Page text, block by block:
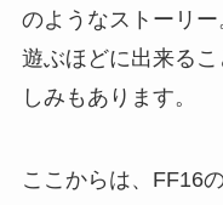
のようなストーリ
遊ぶほどに出来る
しみもあります。
ここからは、FF16